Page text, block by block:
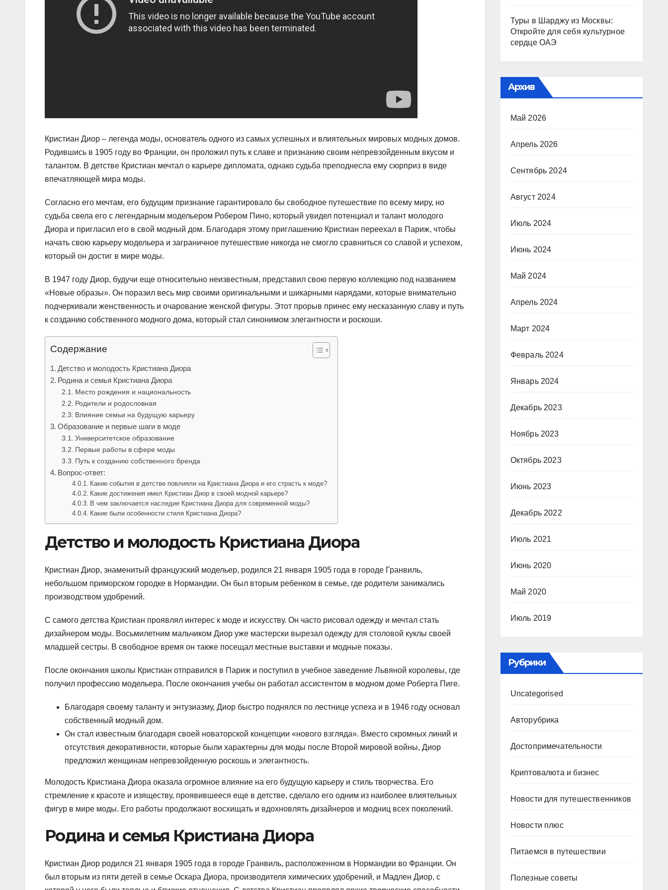
Кристиан Диор – легенда моды, основатель одного из самых успешных и влиятельных мировых модных домов.
Родившись в 1905 году во Франции, он проложил путь к славе и признанию своим непревзойденным вкусом и
талантом. В детстве Кристиан мечтал о карьере дипломата, однако судьба преподнесла ему сюрприз в виде
впечатляющей мира моды.
Согласно его мечтам, его будущим признание гарантировало бы свободное путешествие по всему миру, но
судьба свела его с легендарным модельером Робером Пино, который увидел потенциал и талант молодого
Диора и пригласил его в свой модный дом. Благодаря этому приглашению Кристиан переехал в Париж, чтобы
начать свою карьеру модельера и заграничное путешествие никогда не смогло сравниться со славой и успехом,
который он достиг в мире моды.
В 1947 году Диор, будучи еще относительно неизвестным, представил свою первую коллекцию под названием
«Новые образы». Он поразил весь мир своими оригинальными и шикарными нарядами, которые внимательно
подчеркивали женственность и очарование женской фигуры. Этот прорыв принес ему несказанную славу и путь
к созданию собственного модного дома, который стал синонимом элегантности и роскоши.
Содержание
Детство и молодость Кристиана Диора
Родина и семья Кристиана Диора
Место рождения и национальность
Родители и родословная
Влияние семьи на будущую карьеру
Образование и первые шаги в моде
Университетское образование
Первые работы в сфере моды
Путь к созданию собственного бренда
Вопрос-ответ:
Какие события в детстве повлияли на Кристиана Диора и его страсть к моде?
Какие достижения имел Кристиан Диор в своей модной карьере?
В чем заключается наследие Кристиана Диора для современной моды?
Какие были особенности стиля Кристиана Диора?
Детство и молодость Кристиана Диора
Кристиан Диор, знаменитый французский модельер, родился 21 января 1905 года в городе Гранвиль,
небольшом приморском городке в Нормандии. Он был вторым ребенком в семье, где родители занимались
производством удобрений.
С самого детства Кристиан проявлял интерес к моде и искусству. Он часто рисовал одежду и мечтал стать
дизайнером моды. Восьмилетним мальчиком Диор уже мастерски вырезал одежду для столовой куклы своей
младшей сестры. В свободное время он также посещал местные выставки и модные показы.
После окончания школы Кристиан отправился в Париж и поступил в учебное заведение Львяной королевы, где
получил профессию модельера. После окончания учебы он работал ассистентом в модном доме Роберта Пиге.
Благодаря своему таланту и энтузиазму, Диор быстро поднялся по лестнице успеха и в 1946 году основал
собственный модный дом.
Он стал известным благодаря своей новаторской концепции «нового взгляда». Вместо скромных линий и
отсутствия декоративности, которые были характерны для моды после Второй мировой войны, Диор
предложил женщинам непревзойденную роскошь и элегантность.
Молодость Кристиана Диора оказала огромное влияние на его будущую карьеру и стиль творчества. Его
стремление к красоте и изяществу, проявившееся еще в детстве, сделало его одним из наиболее влиятельных
фигур в мире моды. Его работы продолжают восхищать и вдохновлять дизайнеров и модниц всех поколений.
Родина и семья Кристиана Диора
Кристиан Диор родился 21 января 1905 года в городе Гранвиль, расположенном в Нормандии во Франции. Он
был вторым из пяти детей в семье Оскара Диора, производителя химических удобрений, и Мадлен Диор, с
Туры в Шарджу из Москвы:
Откройте для себя культурное
сердце ОАЭ
Архив
Май 2026
Апрель 2026
Сентябрь 2024
Август 2024
Июль 2024
Июнь 2024
Май 2024
Апрель 2024
Март 2024
Февраль 2024
Январь 2024
Декабрь 2023
Ноябрь 2023
Октябрь 2023
Июнь 2023
Декабрь 2022
Июль 2021
Июнь 2020
Май 2020
Июль 2019
Рубрики
Uncategorised
Авторубрика
Достопримечательности
Криптовалюта и бизнес
Новости для путешественников
Новости плюс
Питаемся в путешествии
Полезные советы